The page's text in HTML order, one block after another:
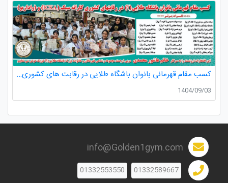
کسب مقام قهرمانی بانوان باشگاه طلایی در رقابت های کشوری کاراته
1404/09/03
info@Golden1gym.com
01332589667
01332553550